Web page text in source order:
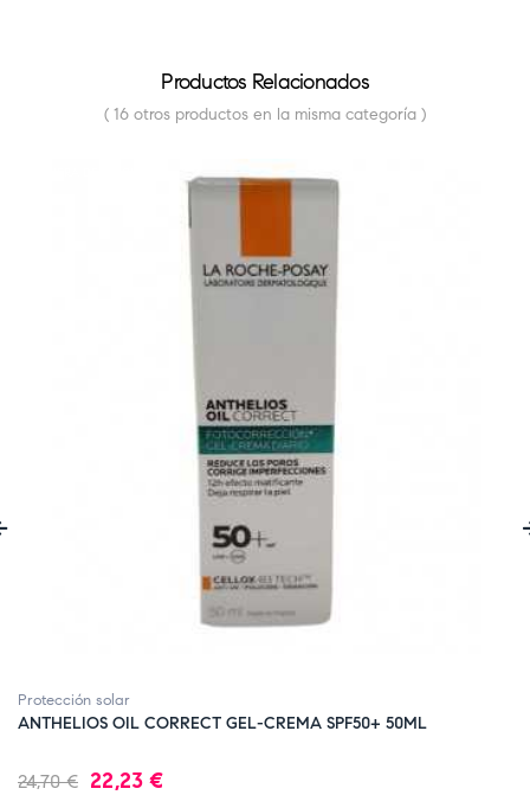
Productos Relacionados
( 16 otros productos en la misma categoría )
Protección solar
ANTHELIOS OIL CORRECT GEL-CREMA SPF50+ 50ML
Precio
24,70 € Precio
22,23 €